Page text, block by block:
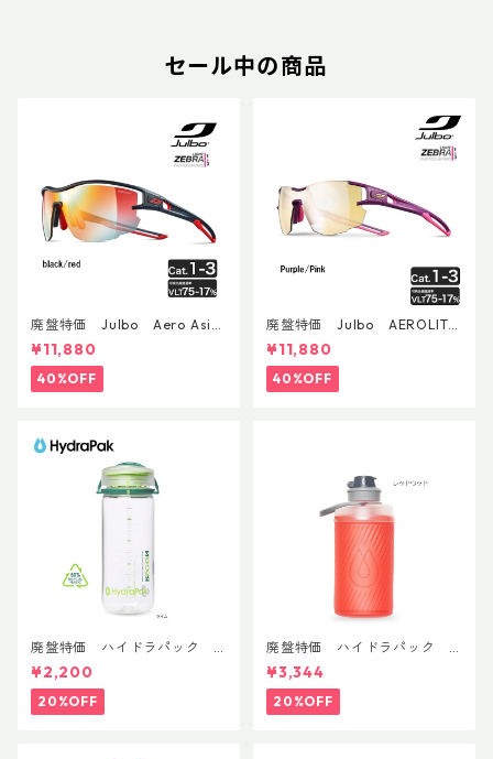
セール中の商品
廃盤特価 Julbo Aero Asia
nFit
¥11,880
40%OFF
廃盤特価 Julbo AEROLITE
AsianFit
¥11,880
40%OFF
廃盤特価 ハイドラパック
リーコン ツイスト＆シップ 50
0ml
¥2,200
20%OFF
廃盤特価 ハイドラパック
フラックス 750ml
¥3,344
20%OFF